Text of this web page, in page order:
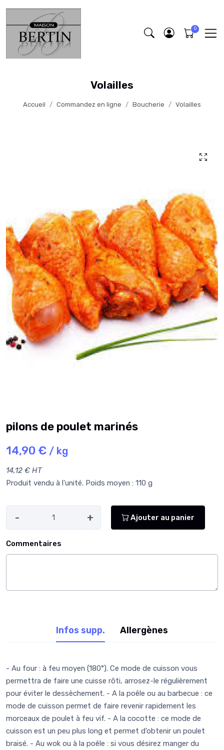
Volailles
Accueil Commandez en ligne Boucherie Volailles
pilons de poulet marinés
14,90 € / kg
14,12 € HT
Produit vendu à l'unité. Poids moyen : 110 g
- + Ajouter au panier
Commentaires
Infos supp. Allergènes
- Au four : à feu moyen (180°). Ce mode de cuisson vous
permettra de faire une cuisse rôti, arrosez-le régulièrement
pour éviter le dessèchement. - A la poêle ou au barbecue : ce
mode de cuisson permet de faire revenir rapidement les
morceaux de poulet à feu vif. - A la cocotte : ce mode de
cuisson est un peu plus long et permet d’obtenir un poulet
braisé. - Au wok ou à la poêle : si vous désirez manger du